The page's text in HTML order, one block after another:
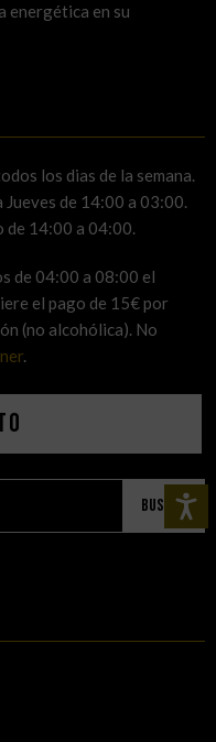
energética en su
los dias de la semana.
Jueves de 14:00 a 03:00.
de 14:00 a 04:00.
de 04:00 a 08:00 el
el pago de 15€ por
(no alcohólica). No
.
Buscar